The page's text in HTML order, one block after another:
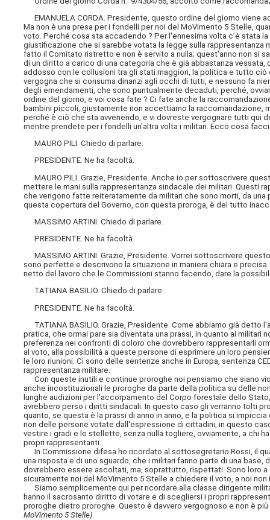
EMANUELA CORDA. Presidente, questo ordine del giorno viene
Ma non è una presa per i fondelli per noi del MoVimento 5 Stelle,
voto. Perché cosa sta accadendo ? Per l'ennesima volta c’è stata
giustificazione che si sarebbe votata la legge sulla rappresentanza
fatto il Comitato ristretto e non è servito a nulla; quest'anno non si
di un diritto a carico di una categoria che è già abbastanza
addosso con le collusioni tra gli stati maggiori, la politica e tutto
vergogna che si consuma dinanzi agli occhi di tutti, e nessuno fa
degli emendamenti, che sono puntualmente decaduti, perché,
ordine del giorno, e voi cosa fate ? Ci fate anche la
bambini piccoli, giustamente non accettiamo la
perché è ciò che sta avvenendo, e vi dovreste vergognare tutti qui
mentre prendete per i fondelli un'altra volta i militari. Ecco cosa
MAURO PILI. Chiedo di parlare.
PRESIDENTE. Ne ha facoltà.
MAURO PILI. Grazie, Presidente. Anche io per sottoscrivere
mettere le mani sulla rappresentanza sindacale dei militari. Questi
che vengono fatte reiteratamente da militari che sono morti, da
questa copertura del Governo, con questa proroga, è del tutto
MASSIMO ARTINI. Chiedo di parlare.
PRESIDENTE. Ne ha facoltà.
MASSIMO ARTINI. Grazie, Presidente. Vorrei sottoscrivere
sono perfette e descrivono la situazione in maniera chiara e
netto del lavoro che le Commissioni stanno facendo, dare la
TATIANA BASILIO. Chiedo di parlare.
PRESIDENTE. Ne ha facoltà.
TATIANA BASILIO. Grazie, Presidente. Come abbiamo già detto
pratica, che ormai pare sia diventata una prassi, in quanto ai
preferenza nei confronti di coloro che dovrebbero rappresentarli
al voto, alla possibilità a queste persone di esprimere un loro
le loro riunioni. Ci sono delle sentenze anche in Europa, sentenza
rappresentanza militare.
Con queste inutili e continue proroghe noi pensiamo che siano
anche incostituzionali le proroghe da parte della politica su delle
lunghe audizioni per l'accorpamento del Corpo forestale dello
avrebbero perso i diritti sindacali. In questo caso gli verranno tolti
quanto, se questa è la prassi di anno in anno, e la politica si
non delle persone votate dall'espressione di cittadini, in questo
vestire i gradi e le stellette, senza nulla togliere, ovviamente, a chi
propri rappresentanti.
In Commissione difesa ho ricordato al sottosegretario Rossi, il
una risposta e di uno sguardo, che i militari fanno parte di una base,
dovrebbero essere ascoltati, ma, soprattutto, rispettati. Sono loro
sicuramente noi del MoVimento 5 Stelle a chiedere il voto, a noi
Siamo semplicemente qui per ricordare alla classe dirigente
hanno il sacrosanto diritto di votare e di scegliersi i propri
proroghe dietro proroghe. Questo è davvero vergognoso e non è
MoVimento 5 Stelle)